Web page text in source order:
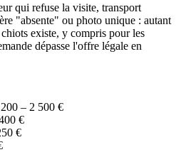
qui refuse la visite, transport
"absente" ou photo unique : autant
existe, y compris pour les
dépasse l'offre légale en
– 2 500 €
€
€